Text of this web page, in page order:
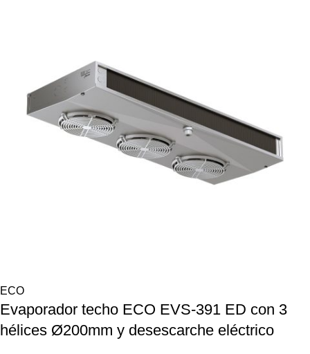
ECO
Evaporador techo ECO EVS-391 ED con 3
hélices Ø200mm y desescarche eléctrico